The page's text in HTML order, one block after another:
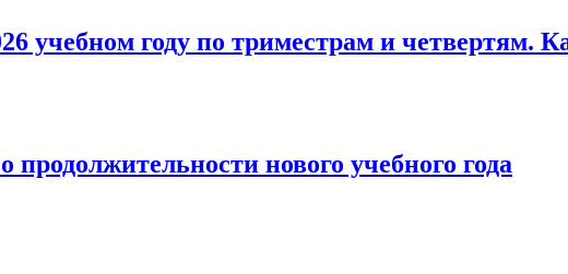
учебном году по триместрам и четвертям.
нового учебного года